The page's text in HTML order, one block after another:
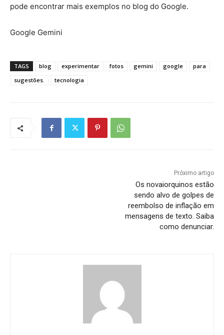
pode encontrar mais exemplos no blog do Google.
Google Gemini
TAGS blog experimentar fotos gemini google
para
sugestões.
tecnologia
Próximo artigo
Os novaiorquinos estão
sendo alvo de golpes de
reembolso de inflação em
mensagens de texto. Saiba
como denunciar.